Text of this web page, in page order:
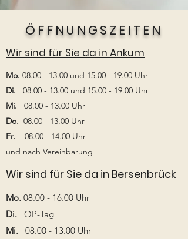
ÖFFNUNGSZEITEN
Wir sind für Sie da in Ankum
Mo. 08.00 - 13.00 und 15.00 - 19.00 Uhr
Di.
08.00 - 13.00 und 15.00 - 19.00 Uhr
Mi.
08.00 - 13.00 Uhr
Do. 08.00 - 13.00 Uhr
Fr.
08.00 - 14.00 Uhr
und nach Vereinbarung
Wir sind für Sie da in Bersenbrück
Mo. 08.00 - 16.00 Uhr
Di. OP-Tag
Mi.
08.00 - 13.00 Uhr